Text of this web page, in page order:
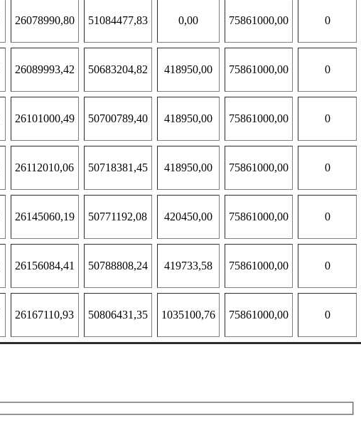
26078990,80 51084477,83 0,00 75861000,00 0
26089993,42 50683204,82 418950,00 75861000,00 0
26101000,49 50700789,40 418950,00 75861000,00 0
26112010,06 50718381,45 418950,00 75861000,00 0
26145060,19 50771192,08 420450,00 75861000,00 0
26156084,41 50788808,24 419733,58 75861000,00 0
26167110,93 50806431,35 1035100,76 75861000,00 0